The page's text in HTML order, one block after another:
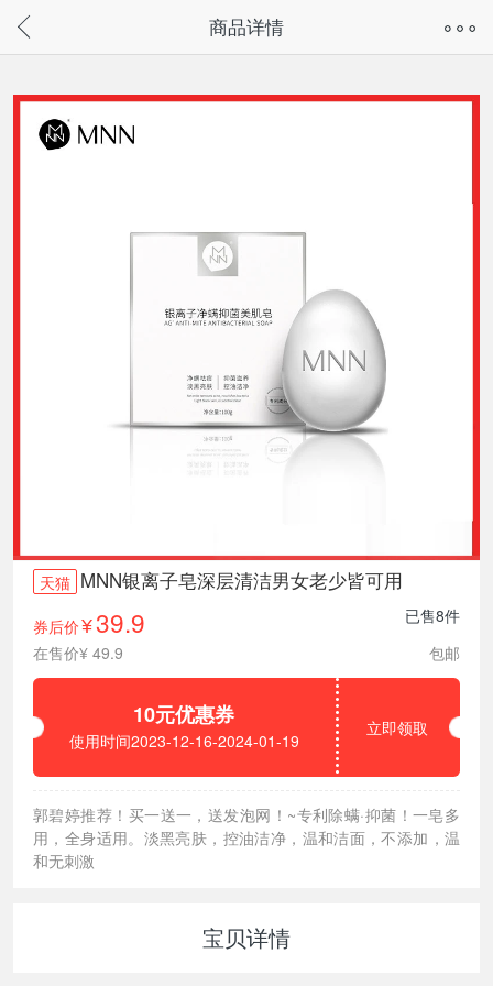
请通过微信或支付宝搜“奇兔客小程序”访问
商品详情
天猫 MNN银离子皂深层清洁男女老少皆可用
券后价¥39.9
已售8件
在售价¥ 49.9
包邮
10元优惠券
使用时间2023-12-16-2024-01-19
立即领取
郭碧婷推荐！买一送一，送发泡网！~专利除螨·抑菌！一皂多
用，全身适用。淡黑亮肤，控油洁净，温和洁面，不添加，温
和无刺激
宝贝详情